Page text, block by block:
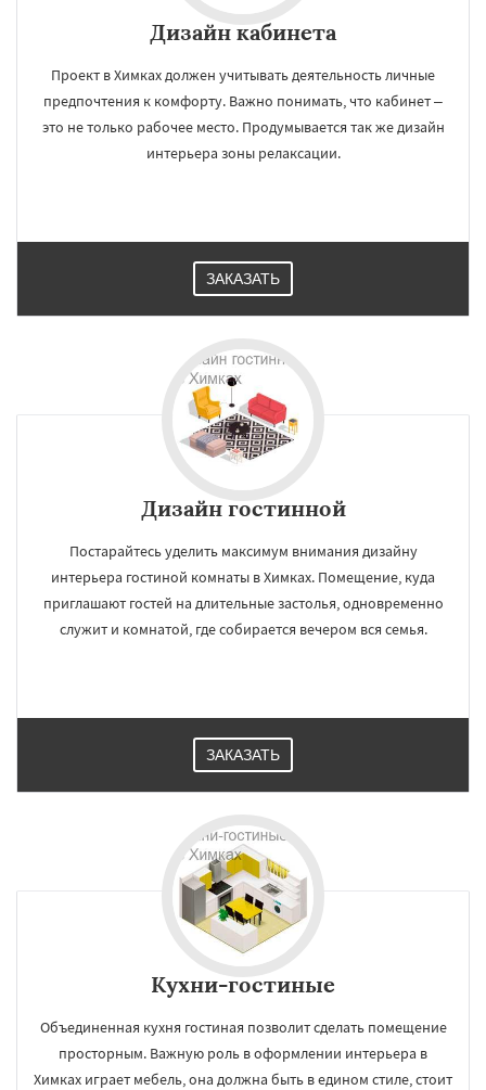
Дизайн кабинета
Проект в Химках должен учитывать деятельность личные
предпочтения к комфорту. Важно понимать, что кабинет –
это не только рабочее место. Продумывается так же дизайн
интерьера зоны релаксации.
ЗАКАЗАТЬ
Дизайн гостинной
Постарайтесь уделить максимум внимания дизайну
интерьера гостиной комнаты в Химках. Помещение, куда
приглашают гостей на длительные застолья, одновременно
служит и комнатой, где собирается вечером вся семья.
ЗАКАЗАТЬ
Кухни-гостиные
Объединенная кухня гостиная позволит сделать помещение
просторным. Важную роль в оформлении интерьера в
Химках играет мебель, она должна быть в едином стиле, стоит